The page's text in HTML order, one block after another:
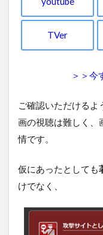
TVer
＞＞今
ご確認いただけるよ
画の視聴は難しく、
情です。
仮にあったとしても
けでなく、